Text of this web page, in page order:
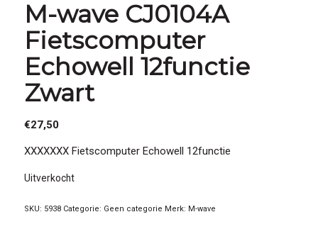
M-wave CJ0104A
Fietscomputer
Echowell 12functie
Zwart
€27,50
XXXXXXX Fietscomputer Echowell 12functie
Uitverkocht
SKU: 5938 Categorie: Geen categorie Merk: M-wave